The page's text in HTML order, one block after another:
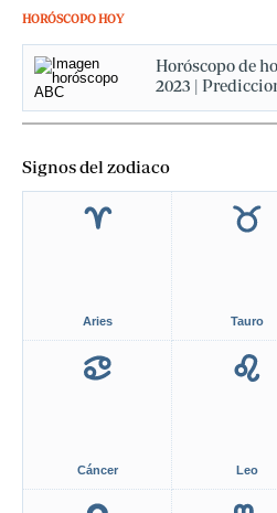
HORÓSCOPO HOY
Horóscopo de
2023 |
Signos del zodiaco
Aries Tauro
Cáncer Leo